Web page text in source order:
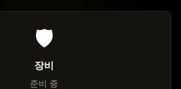
🛡️
장비
준비 중